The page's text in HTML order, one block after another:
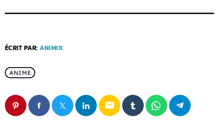
ÉCRIT PAR: ANIMIX
ANIME
email